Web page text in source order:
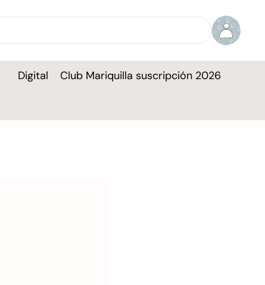
Digital Club Mariquilla suscripción 2026